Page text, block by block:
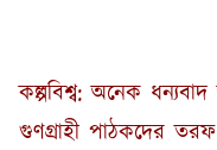
কল্পবিশ্ব: অনেক
গুণগ্রাহী পাঠকদের